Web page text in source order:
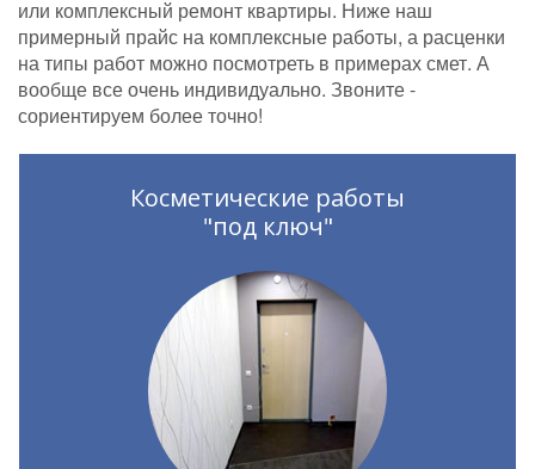
или комплексный ремонт квартиры. Ниже наш
примерный прайс на комплексные работы, а расценки
на типы работ можно посмотреть в примерах смет. А
вообще все очень индивидуально. Звоните -
сориентируем более точно!
Косметические работы
"под ключ"